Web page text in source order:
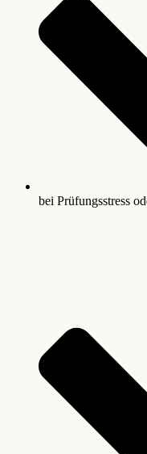
bei Prüfungsstress